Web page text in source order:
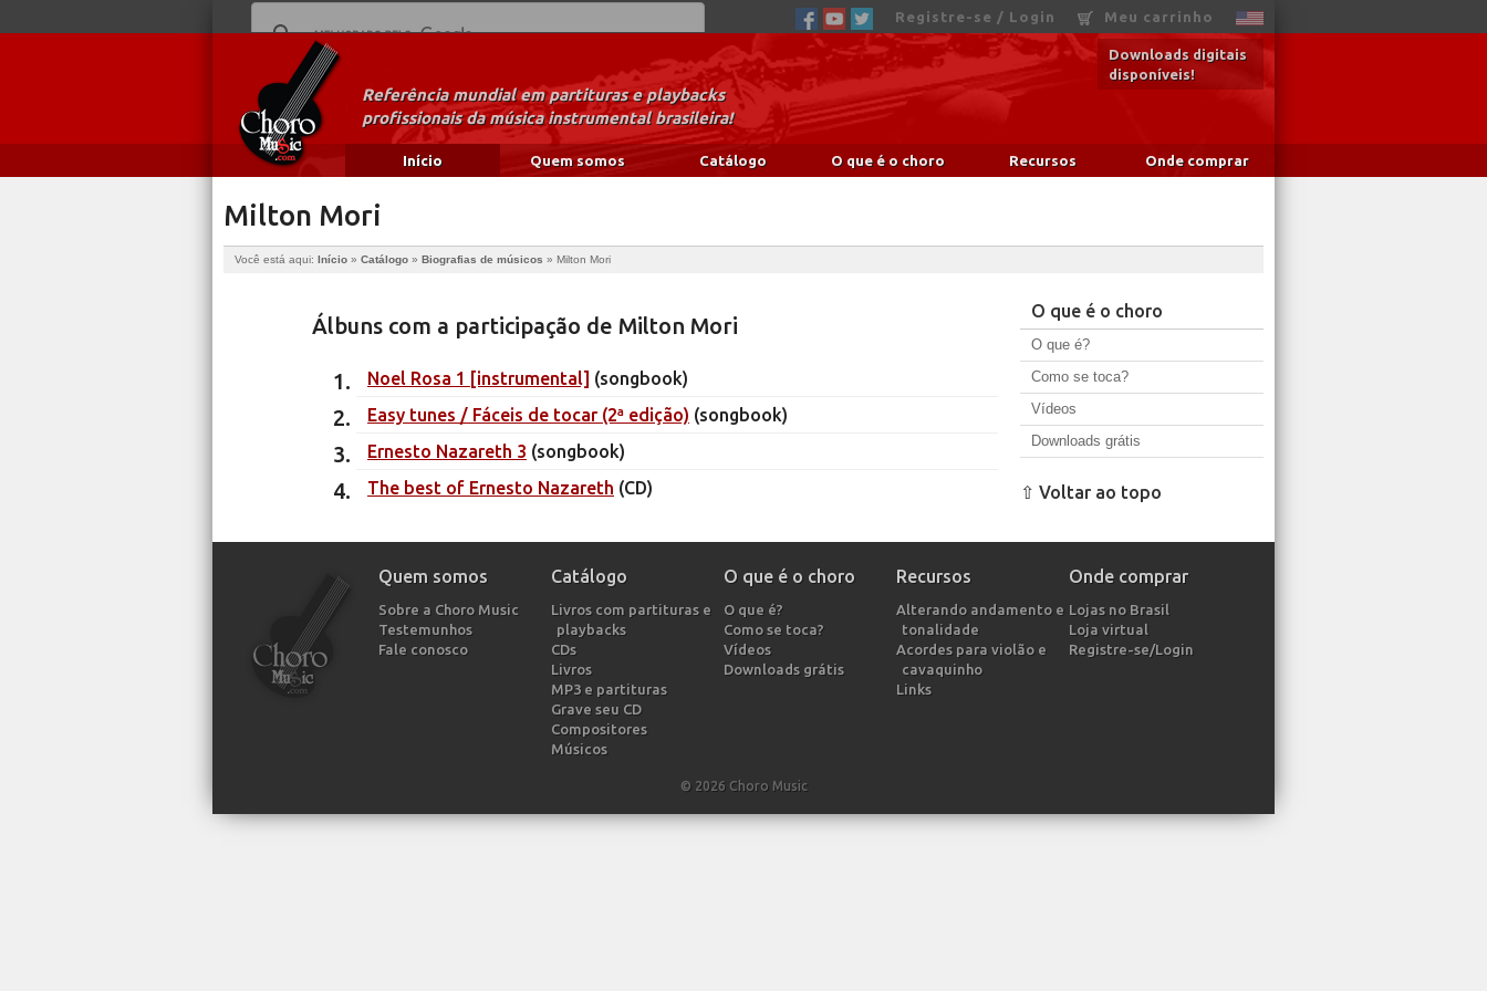
Registre-se / Login Meu carrinho
Downloads digitais
disponíveis!
Referência mundial em partituras e playbacks
profissionais da música instrumental brasileira!
Início Quem somos Catálogo O que é o choro Recursos Onde comprar
Milton Mori
Você está aqui: Início » Catálogo » Biografias de músicos » Milton Mori
Álbuns com a participação de Milton Mori
Noel Rosa 1 [instrumental] (songbook)
Easy tunes / Fáceis de tocar (2ª edição) (songbook)
Ernesto Nazareth 3 (songbook)
The best of Ernesto Nazareth (CD)
O que é o choro
O que é?
Como se toca?
Vídeos
Downloads grátis
⇧ Voltar ao topo
Quem somos
Sobre a Choro Music
Testemunhos
Fale conosco
Catálogo
Livros com partituras e
playbacks
CDs
Livros
MP3 e partituras
Grave seu CD
Compositores
Músicos
O que é o choro
O que é?
Como se toca?
Vídeos
Downloads grátis
Recursos
Alterando andamento e
tonalidade
Acordes para violão e
cavaquinho
Links
Onde comprar
Lojas no Brasil
Loja virtual
Registre-se/Login
© 2026 Choro Music